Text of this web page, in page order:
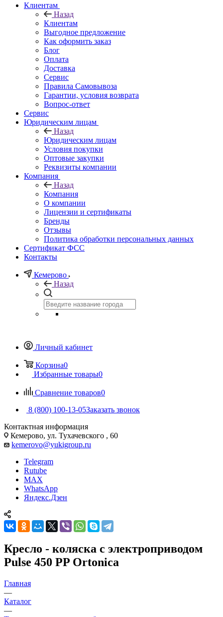
Клиентам
Назад
Клиентам
Выгодное предложение
Как оформить заказ
Блог
Оплата
Доставка
Сервис
Правила Самовывоза
Гарантии, условия возврата
Вопрос-ответ
Сервис
Юридическим лицам
Назад
Юридическим лицам
Условия покупки
Оптовые закупки
Реквизиты компании
Компания
Назад
Компания
О компании
Лицензии и сертификаты
Бренды
Отзывы
Политика обработки персональных данных
Сертификат ФСС
Контакты
Кемерово
Назад
Личный кабинет
Корзина0
Избранные товары0
Сравнение товаров0
8 (800) 100-13-05Заказать звонок
Контактная информация
Кемерово, ул. Тухачевского , 60
kemerovo@yukigroup.ru
Telegram
Rutube
MAX
WhatsApp
Яндекс.Дзен
Кресло - коляска с электроприводом
Pulse 450 PP Ortonica
Главная
—
Каталог
—